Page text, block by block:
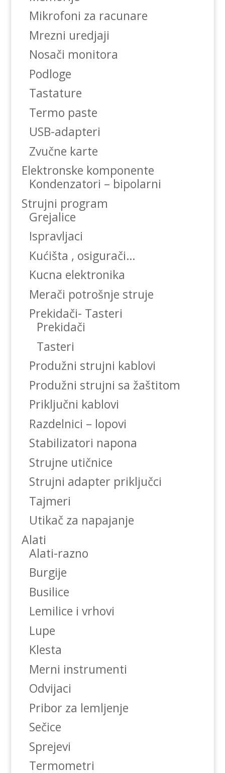
Mikrofoni za racunare
Mrezni uredjaji
Nosači monitora
Podloge
Tastature
Termo paste
USB-adapteri
Zvučne karte
Elektronske komponente
Kondenzatori – bipolarni
Strujni program
Grejalice
Ispravljaci
Kućišta , osigurači…
Kucna elektronika
Merači potrošnje struje
Prekidači- Tasteri
Prekidači
Tasteri
Produžni strujni kablovi
Produžni strujni sa žaštitom
Priključni kablovi
Razdelnici – lopovi
Stabilizatori napona
Strujne utičnice
Strujni adapter priključci
Tajmeri
Utikač za napajanje
Alati
Alati-razno
Burgije
Busilice
Lemilice i vrhovi
Lupe
Klesta
Merni instrumenti
Odvijaci
Pribor za lemljenje
Sečice
Sprejevi
Termometri